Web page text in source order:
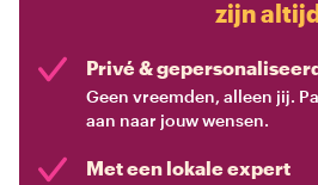
zijn altijd
Privé &
Geen vreemden, alleen jij.
aan naar jouw wensen.
Met een lokale expert